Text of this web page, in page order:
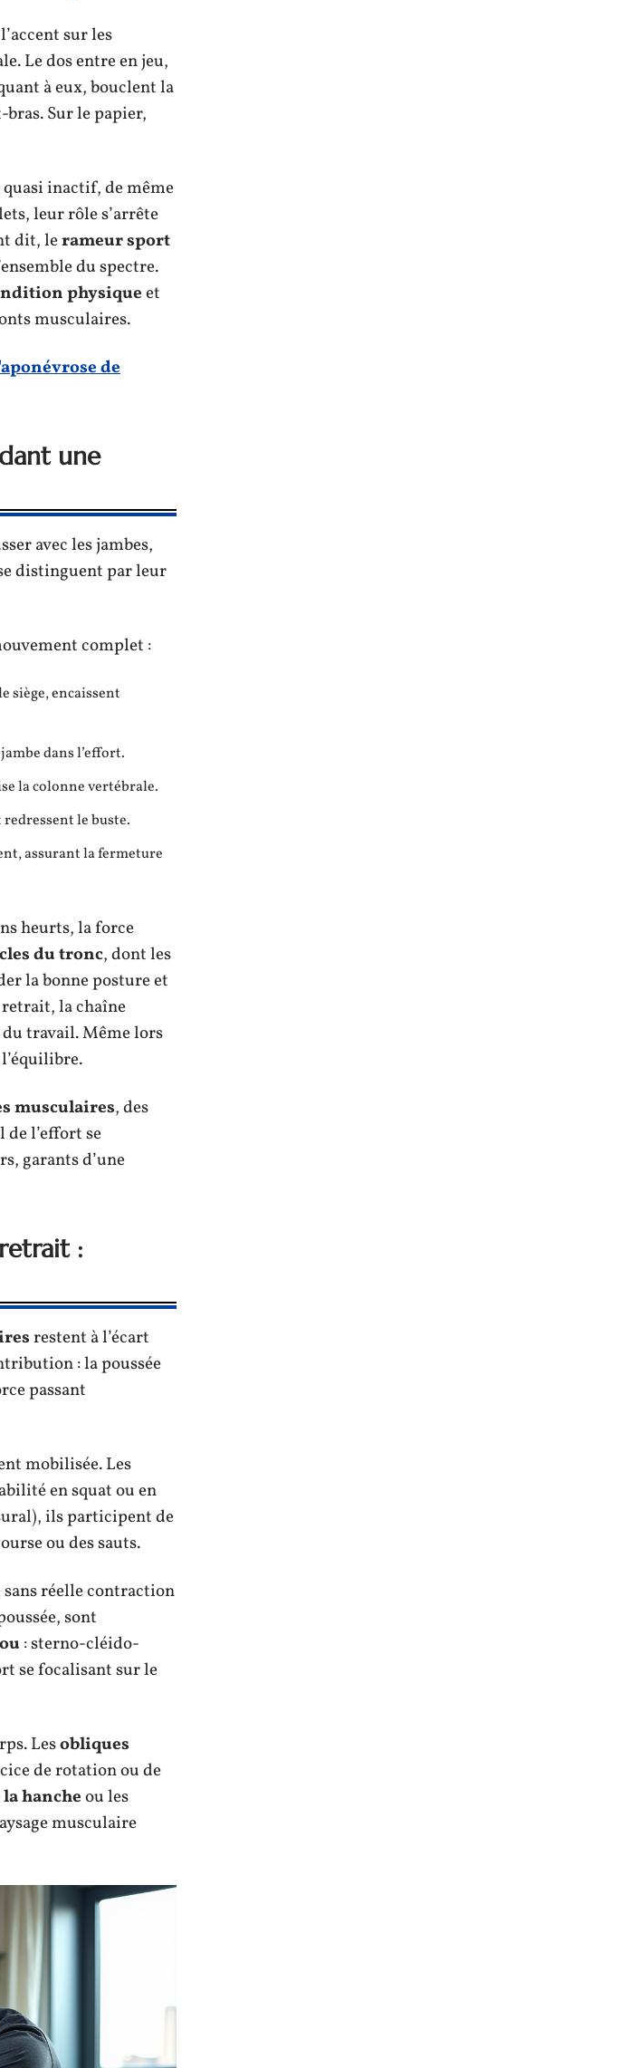
sur les
Le dos entre en jeu,
à eux, bouclent la
Sur le papier,
quasi inactif, de même
leur rôle s’arrête
dit, lerameur sport
du spectre.
physiqueet
musculaires.
de
une
avec les jambes,
distinguent par leur
complet :
siège, encaissent
dans l’effort.
la colonne vertébrale.
le buste.
assurant la fermeture
heurts, la force
du tronc, dont les
la bonne posture et
la chaîne
du travail. Même lors
musculaires, des
de l’effort se
garants d’une
:
restent à l’écart
: la poussée
passant
mobilisée. Les
en squat ou en
ils participent de
ou des sauts.
sans réelle contraction
sont
: sterno-cléido-
se focalisant sur le
Lesobliques
de rotation ou de
hancheou les
musculaire